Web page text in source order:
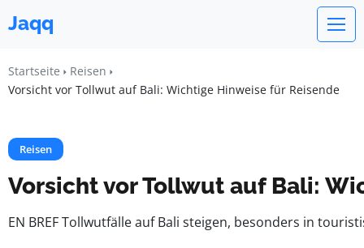
Jaqq
Startseite
Reisen
Vorsicht vor Tollwut auf Bali: Wichtige Hinweise für Reisende
Reisen
Vorsicht vor Tollwut auf Bali:
EN BREF Tollwutfälle auf Bali steigen, besonders in